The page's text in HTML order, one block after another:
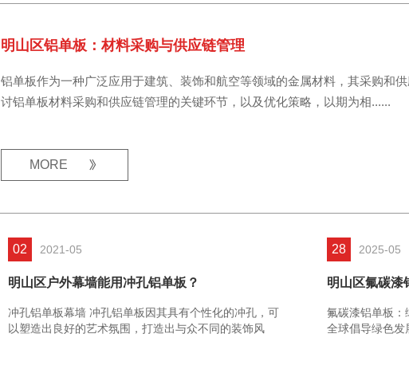
明山区铝单板：材料采购与供应链管理
铝单板作为一种广泛应用于建筑、装饰和航空等领域的金属材料，其采购和
讨铝单板材料采购和供应链管理的关键环节，以及优化策略，以期为相......
MORE
02 2021-05
明山区户外幕墙能用冲孔铝单板？
冲孔铝单板幕墙 冲孔铝单板因其具有个性化的冲孔，可
以塑造出良好的艺术氛围，打造出与众不同的装饰风
28 2025-05
氟碳漆铝单板：
全球倡导绿色发